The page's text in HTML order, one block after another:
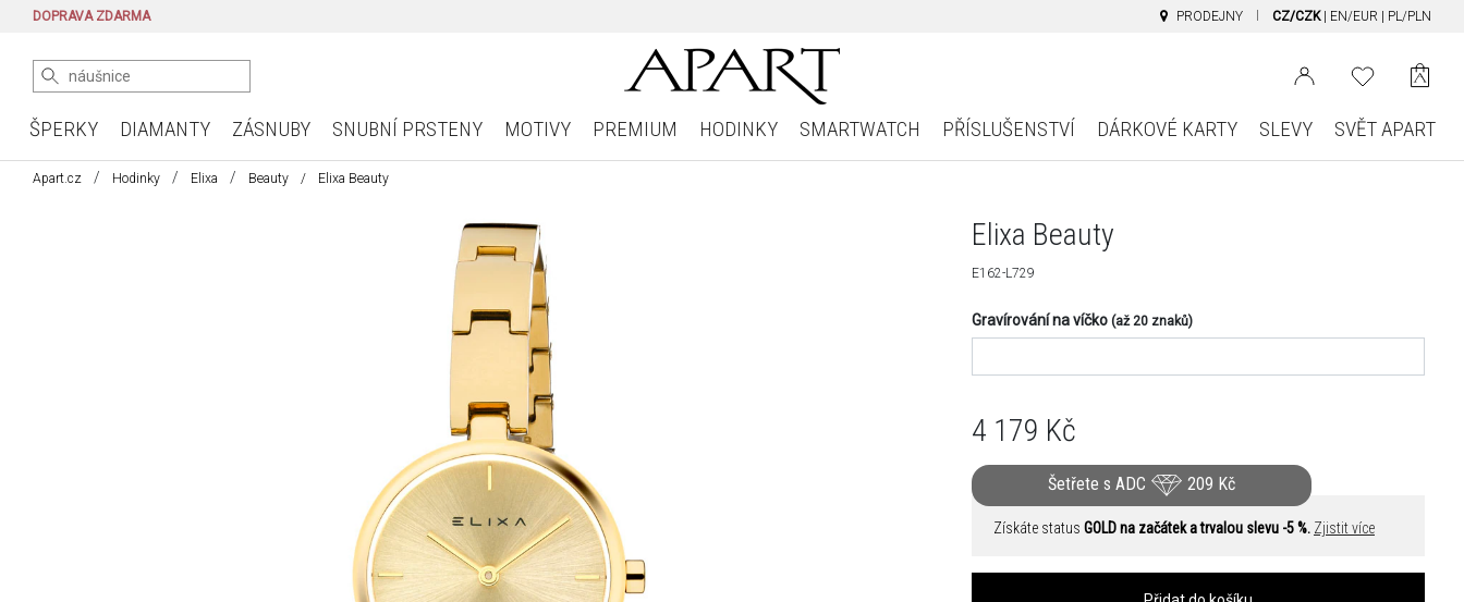
DOPRAVA ZDARMA PRODEJNY CZ/CZK EN/EUR PL/PLN
ŠPERKY DIAMANTY ZÁSNUBY SNUBNÍ PRSTENY MOTIVY PREMIUM HODINKY SMARTWATCH PŘÍSLUŠENSTVÍ DÁRKOVÉ KARTY SLEVY SVĚT APART
Apart.cz Hodinky Elixa Beauty Elixa Beauty
Elixa Beauty
E162-L729
Gravírování na víčko (až 20 znaků)
4 179 Kč
Šetřete s ADC 209 Kč
Získáte status GOLD na začátek a trvalou slevu -5 %. Zjistit více